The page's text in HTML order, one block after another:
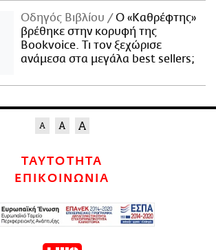
Οδηγός Βιβλίου
Ο «Καθρέφτης»
βρέθηκε στην κορυφή της
Bookvoice. Τι τον ξεχώρισε
ανάμεσα στα μεγάλα best sellers;
ΤΑΥΤΟΤΗΤΑ
ΕΠΙΚΟΙΝΩΝΙΑ